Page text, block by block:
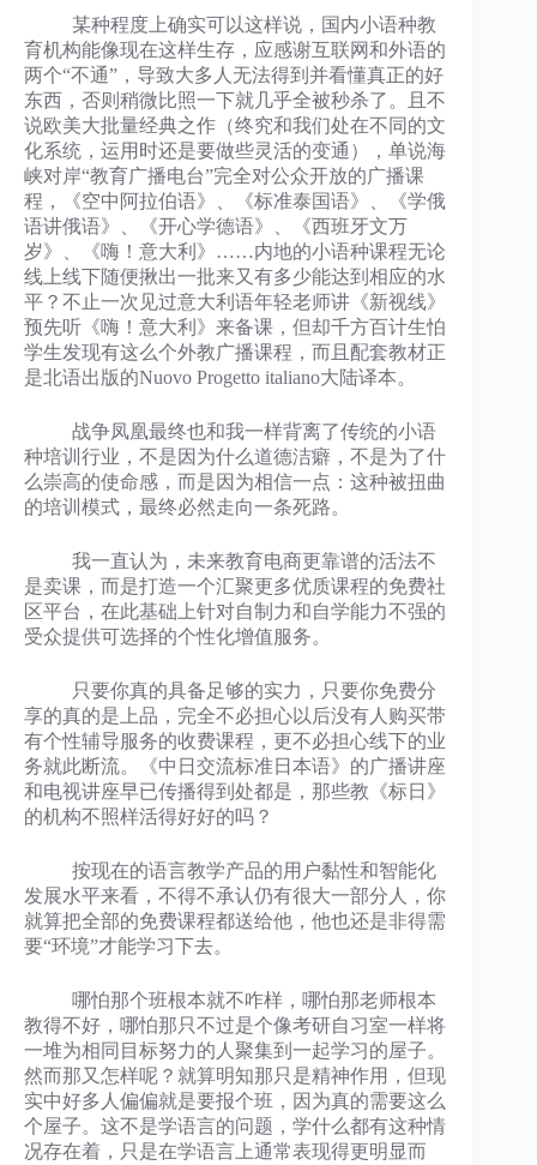
某种程度上确实可以这样说，国内小语种教
育机构能像现在这样生存，应感谢互联网和外语的
两个“不通”，导致大多人无法得到并看懂真正的好
东西，否则稍微比照一下就几乎全被秒杀了。且不
说欧美大批量经典之作（终究和我们处在不同的文
化系统，运用时还是要做些灵活的变通），单说海
峡对岸“教育广播电台”完全对公众开放的广播课
程，《空中阿拉伯语》、《标准泰国语》、《学俄
语讲俄语》、《开心学德语》、《西班牙文万
岁》、《嗨！意大利》……内地的小语种课程无论
线上线下随便揪出一批来又有多少能达到相应的水
平？不止一次见过意大利语年轻老师讲《新视线》
预先听《嗨！意大利》来备课，但却千方百计生怕
学生发现有这么个外教广播课程，而且配套教材正
是北语出版的Nuovo Progetto italiano大陆译本。
战争凤凰最终也和我一样背离了传统的小语
种培训行业，不是因为什么道德洁癖，不是为了什
么崇高的使命感，而是因为相信一点：这种被扭曲
的培训模式，最终必然走向一条死路。
我一直认为，未来教育电商更靠谱的活法不
是卖课，而是打造一个汇聚更多优质课程的免费社
区平台，在此基础上针对自制力和自学能力不强的
受众提供可选择的个性化增值服务。
只要你真的具备足够的实力，只要你免费分
享的真的是上品，完全不必担心以后没有人购买带
有个性辅导服务的收费课程，更不必担心线下的业
务就此断流。《中日交流标准日本语》的广播讲座
和电视讲座早已传播得到处都是，那些教《标日》
的机构不照样活得好好的吗？
按现在的语言教学产品的用户黏性和智能化
发展水平来看，不得不承认仍有很大一部分人，你
就算把全部的免费课程都送给他，他也还是非得需
要“环境”才能学习下去。
哪怕那个班根本就不咋样，哪怕那老师根本
教得不好，哪怕那只不过是个像考研自习室一样将
一堆为相同目标努力的人聚集到一起学习的屋子。
然而那又怎样呢？就算明知那只是精神作用，但现
实中好多人偏偏就是要报个班，因为真的需要这么
个屋子。这不是学语言的问题，学什么都有这种情
况存在着，只是在学语言上通常表现得更明显而